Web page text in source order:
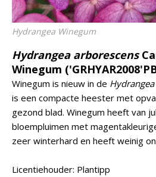
Hydrangea Winegum
Hydrangea arborescens
Winegum
Winegum is nieuw in de Hydrangea
is een compacte heester met
gezond blad. Winegum heeft van
bloempluimen met
zeer winterhard en heeft weinig
Licentiehouder: Plantipp